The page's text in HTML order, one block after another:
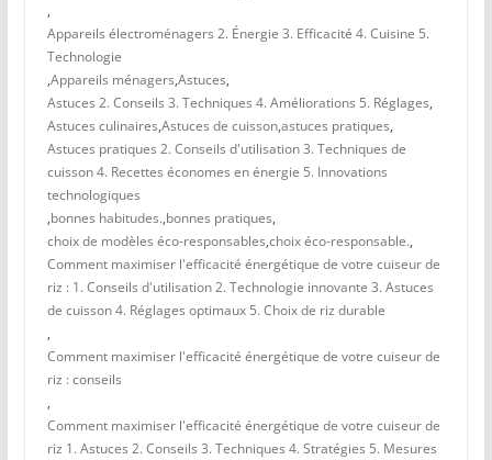
,
Appareils électroménagers 2. Énergie 3. Efficacité 4. Cuisine 5.
Technologie
,Appareils ménagers,Astuces,
Astuces 2. Conseils 3. Techniques 4. Améliorations 5. Réglages,
Astuces culinaires,Astuces de cuisson,astuces pratiques,
Astuces pratiques 2. Conseils d'utilisation 3. Techniques de
cuisson 4. Recettes économes en énergie 5. Innovations
technologiques
,bonnes habitudes.,bonnes pratiques,
choix de modèles éco-responsables,choix éco-responsable.,
Comment maximiser l'efficacité énergétique de votre cuiseur de
riz : 1. Conseils d'utilisation 2. Technologie innovante 3. Astuces
de cuisson 4. Réglages optimaux 5. Choix de riz durable
,
Comment maximiser l'efficacité énergétique de votre cuiseur de
riz : conseils
,
Comment maximiser l'efficacité énergétique de votre cuiseur de
riz 1. Astuces 2. Conseils 3. Techniques 4. Stratégies 5. Mesures